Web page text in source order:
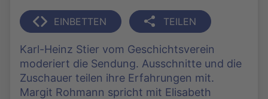
EINBETTEN TEILEN
Karl-Heinz Stier vom Geschichtsverein
moderiert die Sendung. Ausschnitte und die
Zuschauer teilen ihre Erfahrungen mit.
Margit Rohmann spricht mit Elisabeth